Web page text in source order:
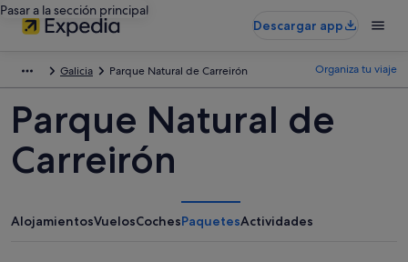
Pasar a la sección principal
Descargar app
Galicia Parque Natural de Carreirón Organiza tu viaje
Parque Natural de
Carreirón
AlojamientosVuelosCochesPaquetesActividades